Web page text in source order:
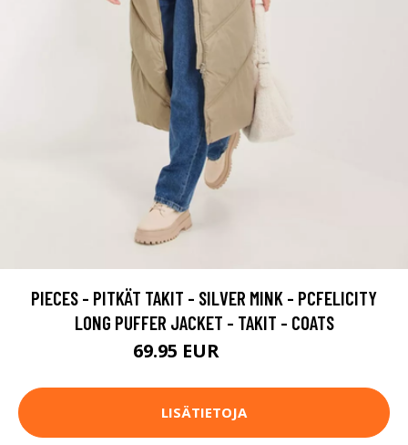
PIECES - PITKÄT TAKIT - SILVER MINK - PCFELICITY
LONG PUFFER JACKET - TAKIT - COATS
69.95 EUR
LISÄTIETOJA